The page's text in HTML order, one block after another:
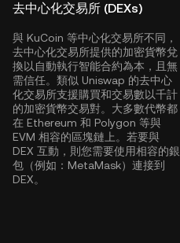
去中心化交易所 (DEXs)
與 KuCoin 等中心化交易所不同，
去中心化交易所提供的加密貨幣兌
換以自動執行智能合約為本，且無
需信任。類似 Uniswap 的去中心
化交易所支援購買和交易數以千計
的加密貨幣交易對。大多數代幣都
在 Ethereum 和 Polygon 等與
EVM 相容的區塊鏈上。若要與
DEX 互動，則您需要使用相容的銀
包（例如：MetaMask）連接到
DEX。